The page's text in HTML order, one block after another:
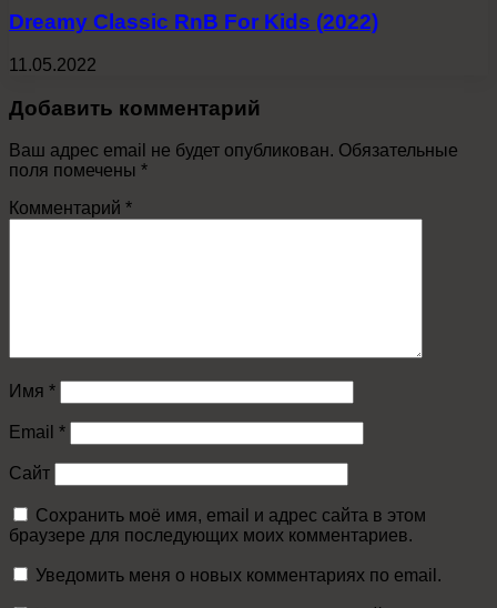
Dreamy Classic RnB For Kids (2022)
11.05.2022
Добавить комментарий
Ваш адрес email не будет опубликован. Обязательные
поля помечены *
Комментарий *
Имя *
Email *
Сайт
Сохранить моё имя, email и адрес сайта в этом
браузере для последующих моих комментариев.
Уведомить меня о новых комментариях по email.